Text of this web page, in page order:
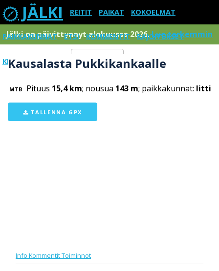
JÄLKI REITIT PAIKAT KOKOELMAT
PAIKKAKUNNAT ETSI KOMMENTIT RAJOITUKSET
KIRJAUDU SISÄÄN Menu
Jälki on päivittynnyt elokuussa 2026.Lue tarkemmin
Kausalasta Pukkikankaalle
MTB Pituus 15,4 km; nousua 143 m; paikkakunnat: Iitti
TALLENNA GPX
Info KommentitToiminnot